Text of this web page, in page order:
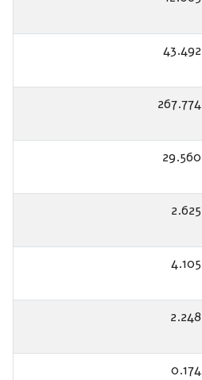
43.492
267.774
29.560
2.625
4.105
2.248
0.174